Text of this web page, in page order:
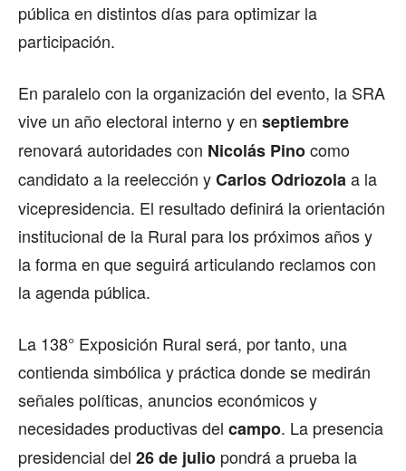
pública en distintos días para optimizar la
participación.
En paralelo con la organización del evento, la SRA
vive un año electoral interno y en septiembre
renovará autoridades con Nicolás Pinocomo
candidato a la reelección yCarlos Odriozolaa la
vicepresidencia. El resultado definirá la orientación
institucional de la Rural para los próximos años y
la forma en que seguirá articulando reclamos con
la agenda pública.
La 138° Exposición Rural será, por tanto, una
contienda simbólica y práctica donde se medirán
señales políticas, anuncios económicos y
necesidades productivas del campo. La presencia
presidencial del 26 de julio pondrá a prueba la